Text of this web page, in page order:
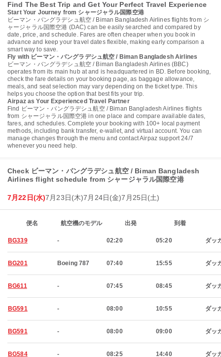
Find The Best Trip and Get Your Perfect Travel Experience
Start Your Journey from シャージャラル国際空港
ビーマン・バングラデシュ航空 / Biman Bangladesh Airlines flights from シ
ャージャラル国際空港 (DAC) can be easily searched and compared by
date, price, and schedule. Fares are often cheaper when you book in
advance and keep your travel dates flexible, making early comparison a
smart way to save.
Fly with ビーマン・バングラデシュ航空 / Biman Bangladesh Airlines
ビーマン・バングラデシュ航空 / Biman Bangladesh Airlines (BBC)
operates from its main hub at and is headquartered in BD. Before booking,
check the fare details on your booking page, as baggage allowance,
meals, and seat selection may vary depending on the ticket type. This
helps you choose the option that best fits your trip.
Airpaz as Your Experienced Travel Partner
Find ビーマン・バングラデシュ航空 / Biman Bangladesh Airlines flights
from シャージャラル国際空港 in one place and compare available dates,
fares, and schedules. Complete your booking with 100+ local payment
methods, including bank transfer, e-wallet, and virtual account. You can
manage changes through the menu and contact Airpaz support 24/7
whenever you need help.
Check ビーマン・バングラデシュ航空 / Biman Bangladesh
Airlines flight schedule from シャージャラル国際空港
7月22日(水)7月23日(木)7月24日(金)7月25日(土)
便名 航空機のモデル 出発 到着
BG339 - 02:20 05:20 ダッ
BG201 Boeing 787 07:40 15:55 ダッ
BG611 - 07:45 08:45 ダッ
BG591 - 08:00 10:55 ダッ
BG591 - 08:00 09:00 ダッ
BG584 - 08:25 14:40 ダッ